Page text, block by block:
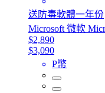
送防毒軟體一年份
Microsoft 微軟
$2,890
$3,090
P幣